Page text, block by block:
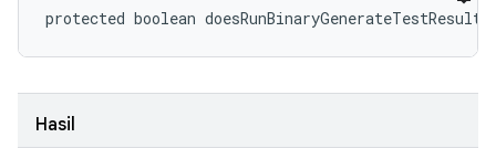
protected boolean
Hasil